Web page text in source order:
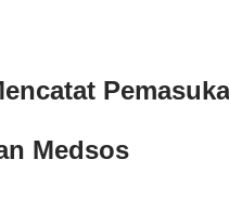
Medsos